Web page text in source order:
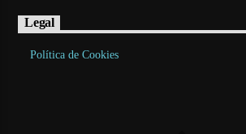
Legal
Política de Cookies